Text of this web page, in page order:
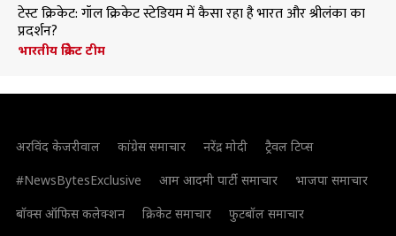
टेस्ट क्रिकेट: गॉल क्रिकेट स्टेडियम में कैसा रहा है भारत और श्रीलंका का
प्रदर्शन?
भारतीय क्रिकेट टीम
अरविंद केजरीवाल कांग्रेस समाचार नरेंद्र मोदी
ट्रैवल टिप्स
#NewsBytesExclusive
आम आदमी पार्टी समाचार
भाजपा समाचार
बॉक्स ऑफिस कलेक्शन
क्रिकेट समाचार फुटबॉल समाचार